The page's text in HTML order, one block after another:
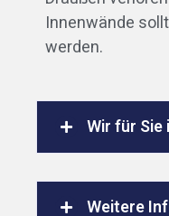
Innenwände
werden.
Wir für
Weitere